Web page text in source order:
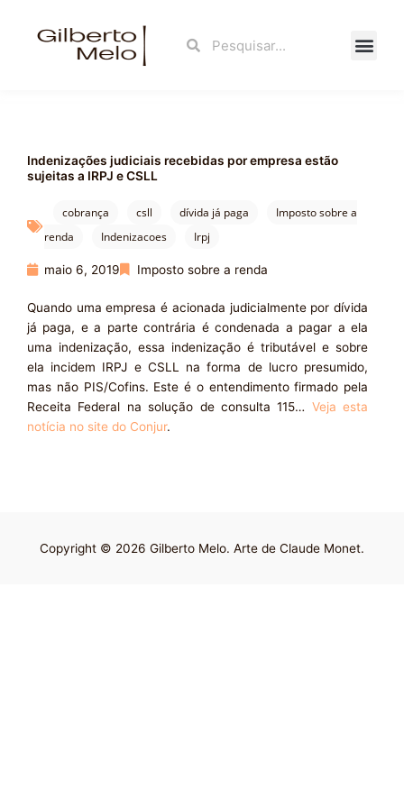
Search
Indenizações judiciais recebidas por empresa estão
sujeitas a IRPJ e CSLL
cobrança csll dívida já paga
Imposto sobre a
renda
Indenizacoes Irpj
maio 6, 2019 Imposto sobre a renda
Quando uma empresa é acionada judicialmente por dívida
já paga, e a parte contrária é condenada a pagar a ela
uma indenização, essa indenização é tributável e sobre
ela incidem IRPJ e CSLL na forma de lucro presumido,
mas não PIS/Cofins. Este é o entendimento firmado pela
Receita Federal na solução de consulta 115… Veja esta
notícia no site do Conjur.
Copyright © 2026 Gilberto Melo. Arte de Claude Monet.